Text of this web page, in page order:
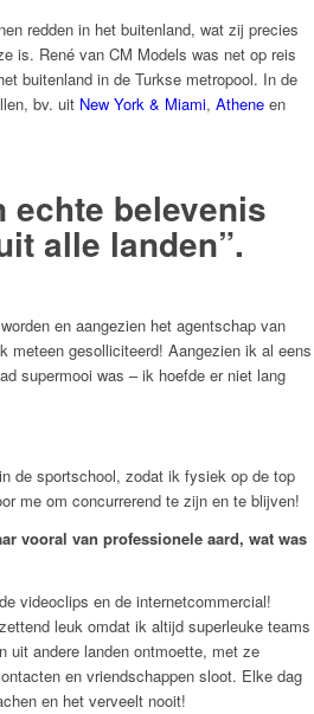
redden in het buitenland, wat zij precies
is. René van CM Models was net op reis
buitenland in de Turkse metropool. In de
bv. uit New York & Miami, Athene en
echte belevenis
alle landen”.
en aangezien het agentschap van
meteen gesolliciteerd! Aangezien ik al eens
supermooi was – ik hoefde er niet lang
de sportschool, zodat ik fysiek op de top
me om concurrerend te zijn en te blijven!
vooral van professionele aard, wat was
videoclips en de internetcommercial!
leuk omdat ik altijd superleuke teams
uit andere landen ontmoette, met ze
en vriendschappen sloot. Elke dag
en het verveelt nooit!